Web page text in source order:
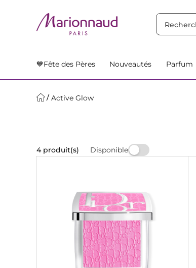
💙Fête des Pères Nouveautés Parfum
Active Glow
4 produit(s) Disponible